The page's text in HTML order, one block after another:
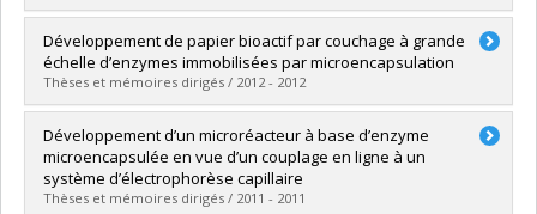
Graduate :Hébert, Mathieu
Cycle :Doctoral
Grade :Ph. D.
Lien vers le document dans Papyrus
Développement de papier bioactif par couchage à grande
échelle d’enzymes immobilisées par microencapsulation
Thèses et mémoires dirigés / 2012 - 2012
Graduate :Guerrero Palacios, Marco Polo
Cycle :Master's
Grade :M. Sc.
Lien vers le document dans Papyrus
Développement d’un microréacteur à base d’enzyme
microencapsulée en vue d’un couplage en ligne à un
système d’électrophorèse capillaire
Thèses et mémoires dirigés / 2011 - 2011